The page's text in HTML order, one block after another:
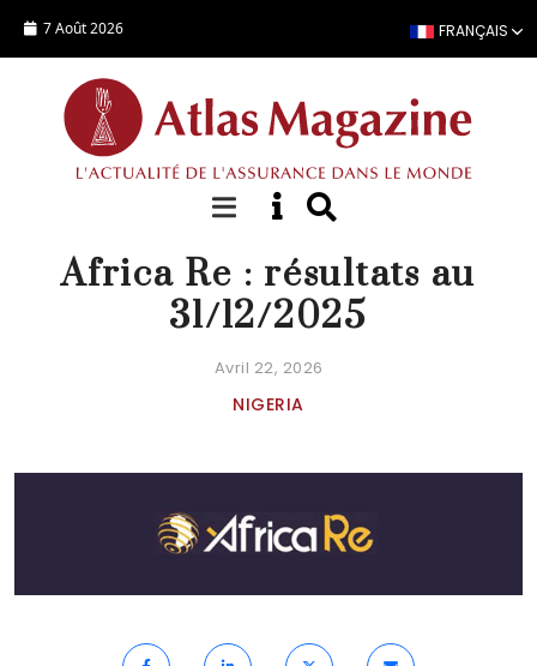
7 Août 2026 FRANÇAIS
ACTUALITÉ
Africa Re : résultats au
31/12/2025
Avril 22, 2026
NIGERIA